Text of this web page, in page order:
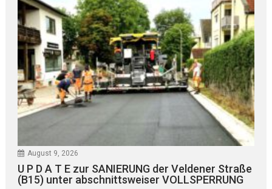
August 9, 2026
U P D A T E zur SANIERUNG der Veldener Straße
(B15) unter abschnittsweiser VOLLSPERRUNG